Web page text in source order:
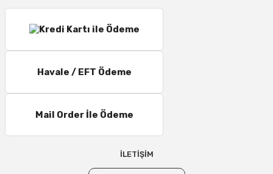
Havale / EFT Ödeme
Mail Order İle Ödeme
İLETİŞİM